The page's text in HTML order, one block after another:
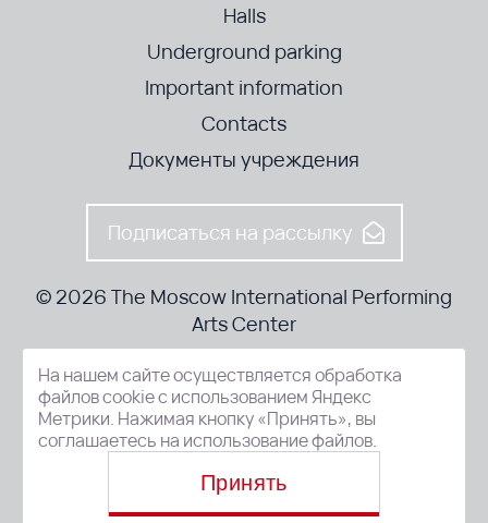
Halls
Underground parking
Important information
Contacts
Документы учреждения
Подписаться на рассылку
© 2026 The Moscow International Performing
Arts Center
52-8, Kosmodamianskaya nab., Moscow, 115054, Russia
На нашем сайте осуществляется обработка
файлов cookie с использованием Яндекс
Метрики. Нажимая кнопку «Принять», вы
соглашаетесь на использование файлов.
Принять